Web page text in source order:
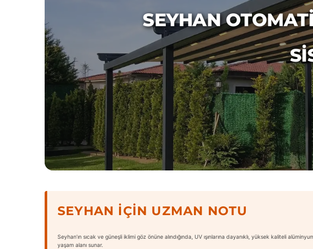
SEYHAN
SEYHAN İÇIN UZMAN NOTU
Seyhan’ın sıcak ve güneşli iklimi göz önüne alındığında, UV ışınlarına dayanıklı, yüksek kaliteli
yaşam alanı sunar.